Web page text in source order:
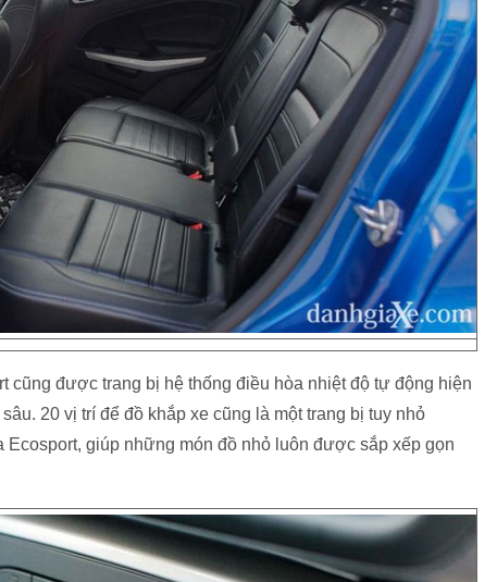
cũng được trang bị hệ thống điều hòa nhiệt độ tự động hiện
20 vị trí để đồ khắp xe cũng là một trang bị tuy nhỏ
giúp những món đồ nhỏ luôn được sắp xếp gọn